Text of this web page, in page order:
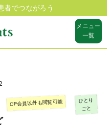
者でつながろう
メニュー
一覧
CP会員以外も閲覧可能 ひとり
ごと